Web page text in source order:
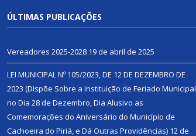
ÚLTIMAS PUBLICAÇÕES
Vereadores 2025-2028 19 de abril de 2025
LEI MUNICIPAL Nº 105/2023, DE 12 DE DEZEMBRO DE
2023 (Dispõe Sobre a Instituição de Feriado Municipal
no Dia 28 de Dezembro, Dia Alusivo as
Comemorações do Aniversário do Município de
Cachoeira do Piriá, e Dá Outras Providências) 12 de